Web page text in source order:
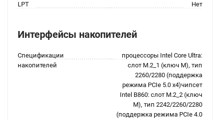
LPT
Нет
Интерфейсы накопителей
Спецификации
накопителей
процессоры Intel Core Ultra:
слот M.2_1 (ключ M), тип
2260/2280 (поддержка
режима PCIe 5.0 x4)чипсет
Intel B860: слот M.2_2 (ключ
M), тип 2242/2260/2280
(поддержка режима PCIe 4.0